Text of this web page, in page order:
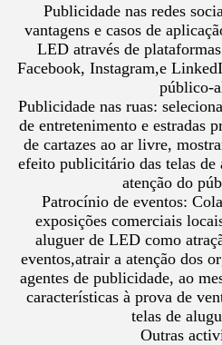
Publicidade nas redes
vantagens e casos de
LED através de
Facebook, Instagram,e
público-
Publicidade nas ruas:
de entretenimento e estradas
de cartazes ao ar livre,
efeito publicitário das telas
atenção do
Patrocínio de eventos:
exposições comerciais
aluguer de LED como
eventos,atrair a atenção dos
agentes de publicidade, ao
características à prova de
telas de
Outras